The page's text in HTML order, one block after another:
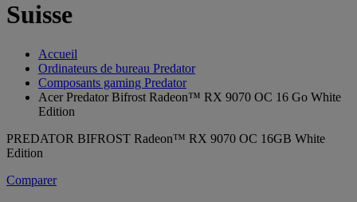
Suisse
Accueil
Ordinateurs de bureau Predator
Composants gaming Predator
Acer Predator Bifrost Radeon™ RX 9070 OC 16 Go White
Edition
PREDATOR BIFROST Radeon™ RX 9070 OC 16GB White
Edition
Comparer